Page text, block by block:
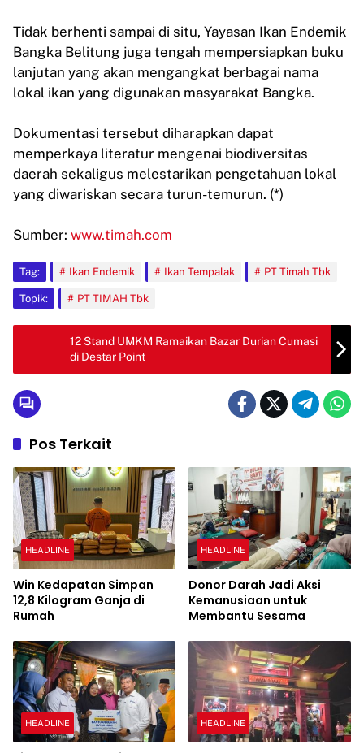
Tidak berhenti sampai di situ, Yayasan Ikan Endemik
Bangka Belitung juga tengah mempersiapkan buku
lanjutan yang akan mengangkat berbagai nama
lokal ikan yang digunakan masyarakat Bangka.
Dokumentasi tersebut diharapkan dapat
memperkaya literatur mengenai biodiversitas
daerah sekaligus melestarikan pengetahuan lokal
yang diwariskan secara turun-temurun. (*)
Sumber: www.timah.com
Tag: Ikan Endemik Ikan Tempalak PT Timah Tbk
Topik: PT TIMAH Tbk
12 Stand UMKM Ramaikan Bazar Durian Cumasi
di Destar Point
Pos Terkait
HEADLINE
Win Kedapatan Simpan
12,8 Kilogram Ganja di
Rumah
HEADLINE
Donor Darah Jadi Aksi
Kemanusiaan untuk
Membantu Sesama
HEADLINE HEADLINE